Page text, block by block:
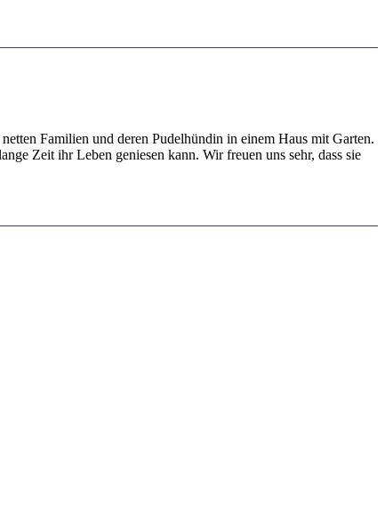
Familien und deren Pudelhündin in einem Haus mit Garten.
Zeit ihr Leben geniesen kann. Wir freuen uns sehr, dass sie